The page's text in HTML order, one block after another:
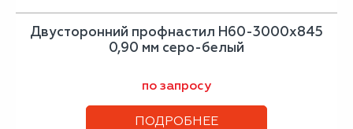
Двусторонний профнастил Н60-3000х845
0,90 мм серо-белый
по запросу
ПОДРОБНЕЕ